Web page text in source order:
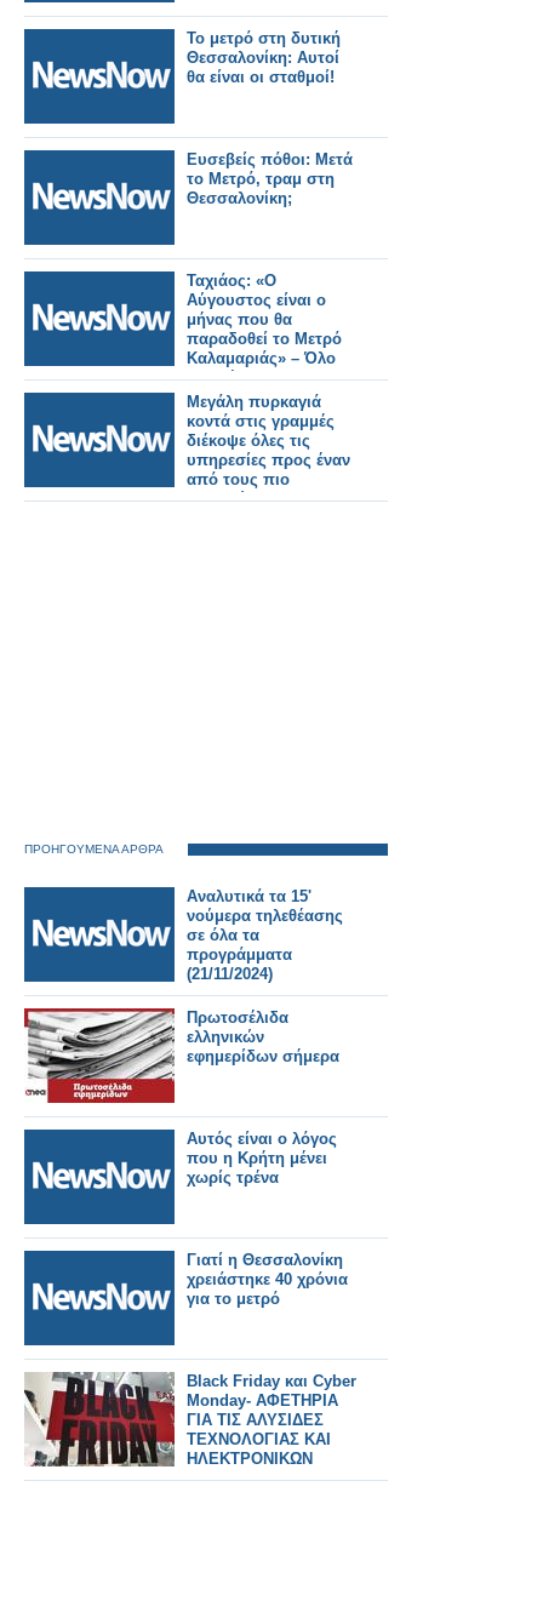
Το μετρό στη δυτική
Θεσσαλονίκη: Αυτοί
θα είναι οι σταθμοί!
Ευσεβείς πόθοι: Μετά
το Μετρό, τραμ στη
Θεσσαλονίκη;
Ταχιάος: «Ο
Αύγουστος είναι ο
μήνας που θα
παραδοθεί το Μετρό
Καλαμαριάς» – Όλο
το σχέδιο για τις
επεκτάσεις στη
δυτική Θεσσαλονίκη.
Μεγάλη πυρκαγιά
κοντά στις γραμμές
διέκοψε όλες τις
υπηρεσίες προς έναν
από τους πιο
πολυσύχναστους
ΠΡΟΗΓΟΥΜΕΝΑ ΑΡΘΡΑ
Αναλυτικά τα 15'
νούμερα τηλεθέασης
σε όλα τα
προγράμματα
(21/11/2024)
Πρωτοσέλιδα
ελληνικών
εφημερίδων σήμερα
Αυτός είναι ο λόγος
που η Κρήτη μένει
χωρίς τρένα
Γιατί η Θεσσαλονίκη
χρειάστηκε 40 χρόνια
για το μετρό
Black Friday και Cyber
Monday- ΑΦΕΤΗΡΙΑ
ΓΙΑ ΤΙΣ ΑΛΥΣΙΔΕΣ
ΤΕΧΝΟΛΟΓΙΑΣ ΚΑΙ
ΗΛΕΚΤΡΟΝΙΚΩΝ